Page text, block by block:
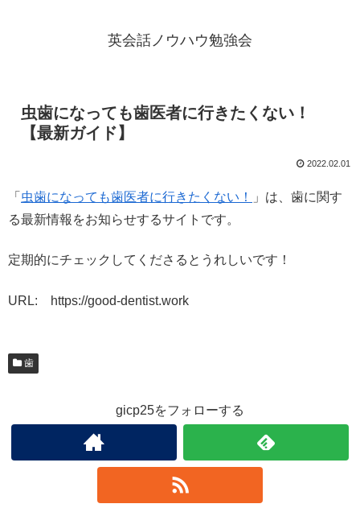
英会話ノウハウ勉強会
虫歯になっても歯医者に行きたくない！
【最新ガイド】
2022.02.01
「 虫歯になっても歯医者に行きたくない！
」は、歯に関す
る最新情報をお知らせするサイトです。
定期的にチェックしてくださるとうれしいです！
URL: https://good-dentist.work
歯
gicp25をフォローする